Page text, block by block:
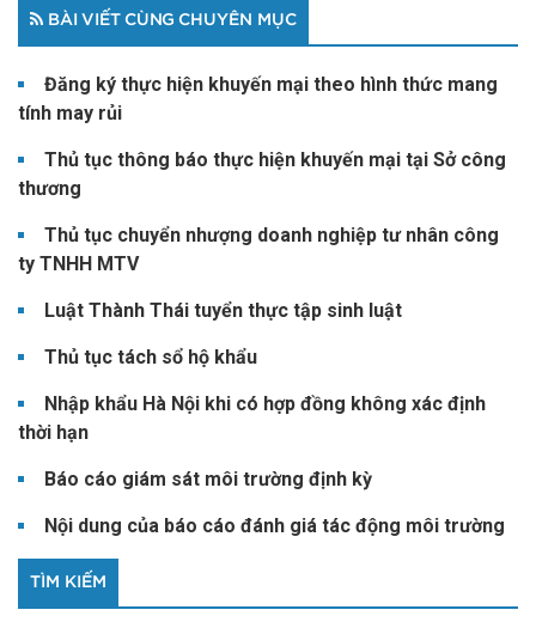
BÀI VIẾT CÙNG CHUYÊN MỤC
Đăng ký thực hiện khuyến mại theo hình thức mang
tính may rủi
Thủ tục thông báo thực hiện khuyến mại tại Sở công
thương
Thủ tục chuyển nhượng doanh nghiệp tư nhân công
ty TNHH MTV
Luật Thành Thái tuyển thực tập sinh luật
Thủ tục tách sổ hộ khẩu
Nhập khẩu Hà Nội khi có hợp đồng không xác định
thời hạn
Báo cáo giám sát môi trường định kỳ
Nội dung của báo cáo đánh giá tác động môi trường
TÌM KIẾM